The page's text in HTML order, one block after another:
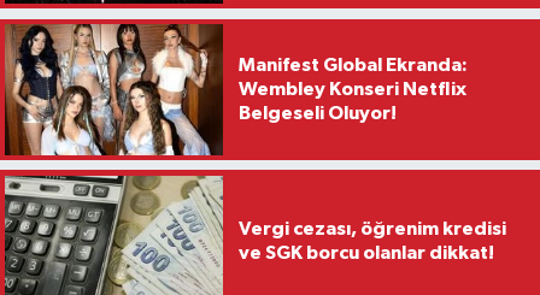
Manifest Global Ekranda:
Wembley Konseri Netflix
Belgeseli Oluyor!
Vergi cezası, öğrenim kredisi
ve SGK borcu olanlar dikkat!